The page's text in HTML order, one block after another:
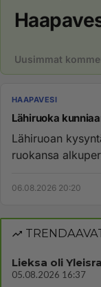
Uusimmat
HAAPAVESI
Lähiruoka
Lähiruoan
ruokansa
06.08.2026 20:20
05.08.2026 16:37